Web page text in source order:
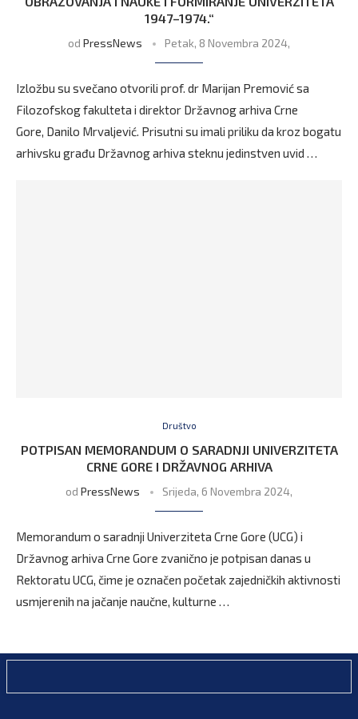
1947–1974.“
od PressNews Petak, 8 Novembra 2024,
Izložbu su svečano otvorili prof. dr Marijan Premović sa
Filozofskog fakulteta i direktor Državnog arhiva Crne
Gore, Danilo Mrvaljević. Prisutni su imali priliku da kroz bogatu
arhivsku građu Državnog arhiva steknu jedinstven uvid …
Društvo
POTPISAN MEMORANDUM O SARADNJI UNIVERZITETA
CRNE GORE I DRŽAVNOG ARHIVA
od PressNews Srijeda, 6 Novembra 2024,
Memorandum o saradnji Univerziteta Crne Gore (UCG) i
Državnog arhiva Crne Gore zvanično je potpisan danas u
Rektoratu UCG, čime je označen početak zajedničkih aktivnosti
usmjerenih na jačanje naučne, kulturne …